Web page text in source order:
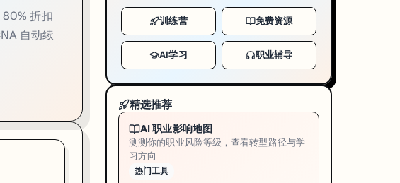
2026
新参加考试，而对 CKA 持有者来说那道题几乎全会。CARE（Certification
折扣
自动续
训练营 免费资源
AI学习 职业辅导
精选推荐
AI 职业影响地图
测测你的职业风险等级，查看转型路径与学
习方向
热门工具